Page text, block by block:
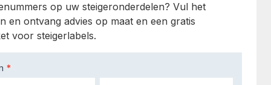
op uw steigeronderdelen? Vul het
en ontvang advies op maat en een gratis
voor steigerlabels.
*